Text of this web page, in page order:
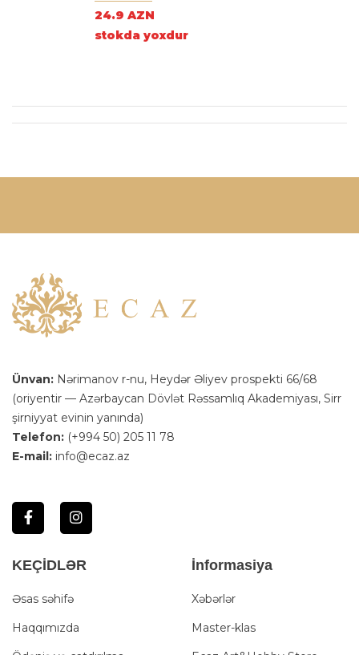
24.9 AZN
stokda yoxdur
Ünvan: Nərimanov r-nu, Heydər Əliyev prospekti 66/68
(oriyentir — Azərbaycan Dövlət Rəssamlıq Akademiyası, Sirr
şirniyyat evinin yanında)
Telefon: (+994 50) 205 11 78
E-mail: info@ecaz.az
KEÇİDLƏR
Əsas səhifə
Haqqımızda
İnformasiya
Xəbərlər
Master-klas